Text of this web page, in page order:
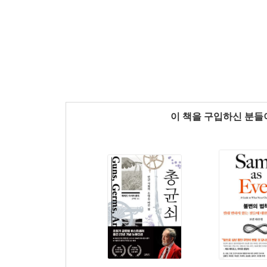
이 책을 구입하신 분